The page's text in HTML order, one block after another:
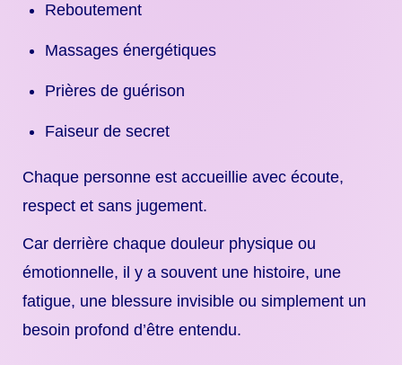
Reboutement
Massages énergétiques
Prières de guérison
Faiseur de secret
Chaque personne est accueillie avec écoute,
respect et sans jugement.
Car derrière chaque douleur physique ou
émotionnelle, il y a souvent une histoire, une
fatigue, une blessure invisible ou simplement un
besoin profond d’être entendu.